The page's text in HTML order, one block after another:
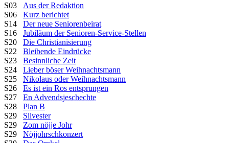
S03 Aus der Redaktion
S06 Kurz berichtet
S14 Der neue Seniorenbeirat
S16 Jubiläum der Senioren-Service-Stellen
S20 Die Christianisierung
S22 Bleibende Eindrücke
S23 Besinnliche Zeit
S24 Lieber böser Weihnachtsmann
S25 Nikolaus oder Weihnachtsmann
S26 Es ist ein Ros entsprungen
S27 En Advendsjeschechte
S28 Plan B
S29 Silvester
S29 Zom nöjje Johr
S29 Nöjjohrschkonzert